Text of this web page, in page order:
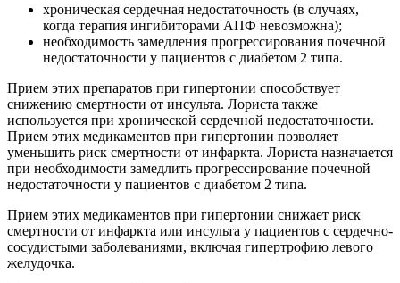
хроническая сердечная недостаточность (в случаях,
когда терапия ингибиторами АПФ невозможна);
необходимость замедления прогрессирования почечной
недостаточности у пациентов с диабетом 2 типа.
Прием этих препаратов при гипертонии способствует
снижению смертности от инсульта. Лориста также
используется при хронической сердечной недостаточности.
Прием этих медикаментов при гипертонии позволяет
уменьшить риск смертности от инфаркта. Лориста назначается
при необходимости замедлить прогрессирование почечной
недостаточности у пациентов с диабетом 2 типа.
Прием этих медикаментов при гипертонии снижает риск
смертности от инфаркта или инсульта у пациентов с сердечно-
сосудистыми заболеваниями, включая гипертрофию левого
желудочка.